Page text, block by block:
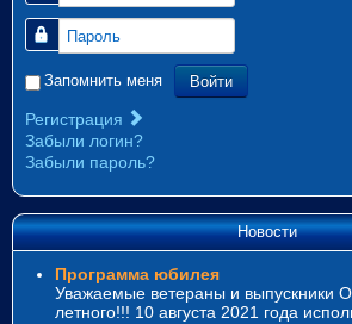
Пароль
Запомнить меня Войти
Регистрация
Забыли логин?
Забыли пароль?
Новости
Программа юбилея
Уважаемые ветераны и выпускники
летного!!! 10 августа 2021 года